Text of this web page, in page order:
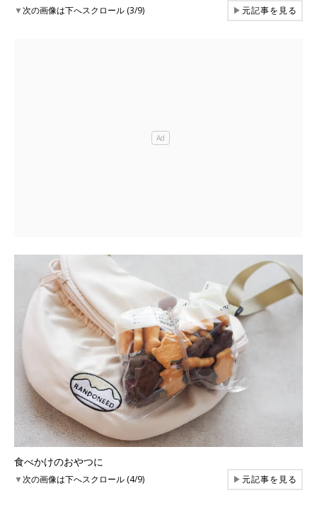
▼次の画像は下へスクロール (3/9) ▶元記事を見る
食べかけのおやつに
▼次の画像は下へスクロール (4/9) ▶元記事を見る